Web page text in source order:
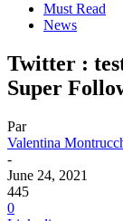
Must Read
News
Twitter :
Super
Par
Valentina
-
June 24, 2021
445
0